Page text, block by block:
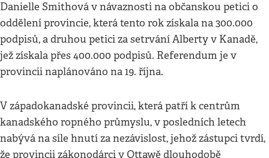
Danielle Smithová v návaznosti na občanskou petici o
oddělení provincie, která tento rok získala na 300.000
podpisů, a druhou petici za setrvání Alberty v Kanadě,
jež získala přes 400.000 podpisů. Referendum je v
provincii naplánováno na 19. října.
V západokanadské provincii, která patří k centrům
kanadského ropného průmyslu, v posledních letech
nabývá na síle hnutí za nezávislost, jehož zástupci tvrdí,
že provincii zákonodárci v Ottawě dlouhodobě